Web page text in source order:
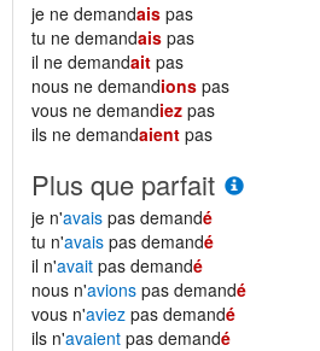
je ne demandais pas
tu ne demandais pas
il ne demandait pas
nous ne demandions pas
vous ne demandiez pas
ils ne demandaient pas
Plus que parfait
je n'avais pas demandé
tu n'avais pas demandé
il n'avait pas demandé
nous n'avions pas demandé
vous n'aviez pas demandé
ils n'avaient pas demandé